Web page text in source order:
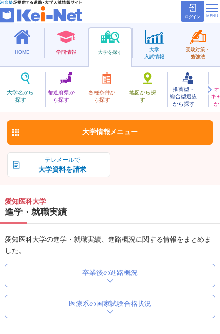
ログイン
HOME 学問情報 大学を探す
大学名から
探す
都道府県か
ら探す
各種条件か
ら探す
地図から探
す
推薦型・
総合型選抜
から探す
キ
か
大学
入試情報
受験対策・
勉強法
私立
あいちいか
愛知医科大学 お気に入り
テレメールで
大学資料を請求
大学情報 メニュー
愛知医科大学
進学・就職実績
愛知医科大学の進学・就職実績、進路概況に関する情報をまとめま
した。
卒業後の進路概況
医療系の国家試験合格状況